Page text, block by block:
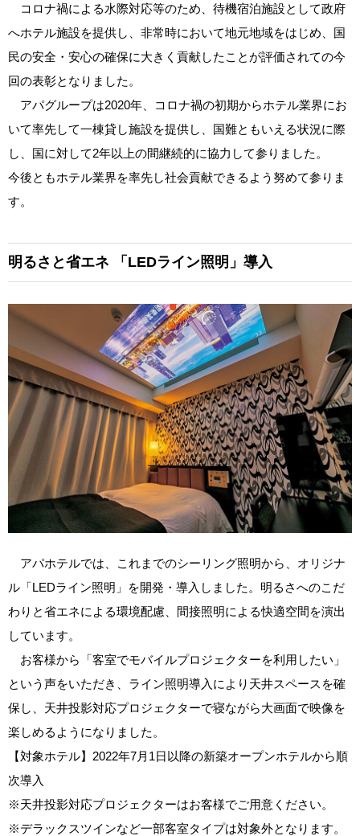
コロナ禍による水際対応等のため、待機宿泊施設として政府
へホテル施設を提供し、非常時において地元地域をはじめ、国
民の安全・安心の確保に大きく貢献したことが評価されての今
回の表彰となりました。
アパグループは2020年、コロナ禍の初期からホテル業界にお
いて率先して一棟貸し施設を提供し、国難ともいえる状況に際
し、国に対して2年以上の間継続的に協力して参りました。
今後ともホテル業界を率先し社会貢献できるよう努めて参りま
す。
明るさと省エネ 「LEDライン照明」導入
アパホテルでは、これまでのシーリング照明から、オリジナ
ル「LEDライン照明」を開発・導入しました。明るさへのこだ
わりと省エネによる環境配慮、間接照明による快適空間を演出
しています。
お客様から「客室でモバイルプロジェクターを利用したい」
という声をいただき、ライン照明導入により天井スペースを確
保し、天井投影対応プロジェクターで寝ながら大画面で映像を
楽しめるようになりました。
【対象ホテル】2022年7月1日以降の新築オープンホテルから順
次導入
※天井投影対応プロジェクターはお客様でご用意ください。
※デラックスツインなど一部客室タイプは対象外となります。